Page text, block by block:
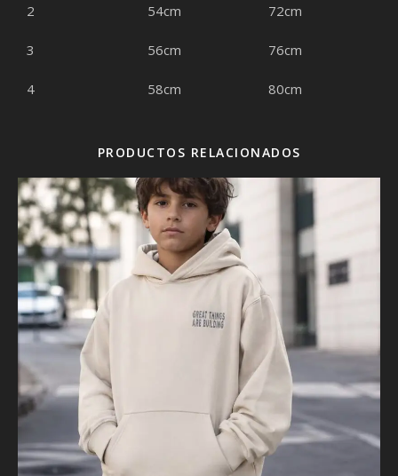
2 54cm 72cm
3 56cm 76cm
4 58cm 80cm
PRODUCTOS RELACIONADOS